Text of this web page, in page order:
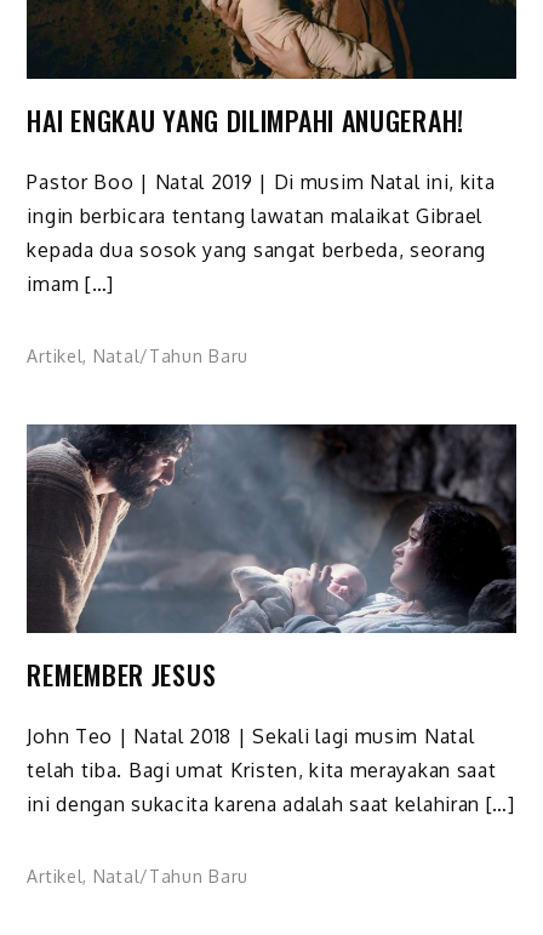
HAI ENGKAU YANG DILIMPAHI ANUGERAH!
Pastor Boo | Natal 2019 | Di musim Natal ini, kita
ingin berbicara tentang lawatan malaikat Gibrael
kepada dua sosok yang sangat berbeda, seorang
imam […]
Artikel, Natal/Tahun Baru
REMEMBER JESUS
John Teo | Natal 2018 | Sekali lagi musim Natal
telah tiba. Bagi umat Kristen, kita merayakan saat
ini dengan sukacita karena adalah saat kelahiran […]
Artikel, Natal/Tahun Baru